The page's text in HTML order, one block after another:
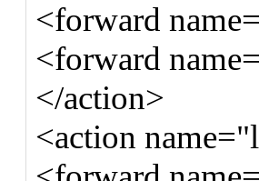
<forward
<forward
</action>
<action